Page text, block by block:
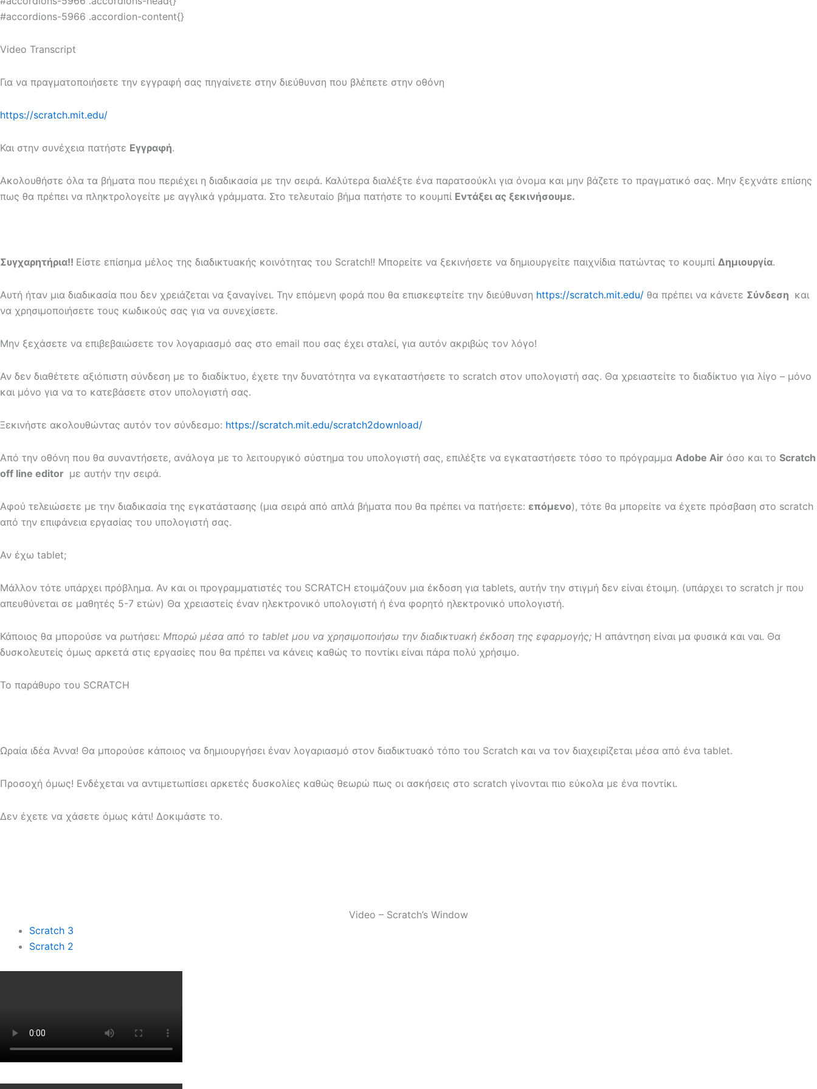
#accordions-5966 .accordion-content{}
Video Transcript
Για να πραγματοποιήσετε την εγγραφή σας πηγαίνετε στην διεύθυνση που βλέπετε στην οθόνη
https://scratch.mit.edu/
Και στην συνέχεια πατήστε Εγγραφή.
Ακολουθήστε όλα τα βήματα που περιέχει η διαδικασία με την σειρά. Καλύτερα διαλέξτε ένα παρατσούκλι για όνομα και μην βάζετε το πραγματικό σας. Μην ξεχνάτε επίσης
πως θα πρέπει να πληκτρολογείτε με αγγλικά γράμματα. Στο τελευταίο βήμα πατήστε το κουμπί Εντάξει ας ξεκινήσουμε.
Συγχαρητήρια!! Είστε επίσημα μέλος της διαδικτυακής κοινότητας του Scratch!! Μπορείτε να ξεκινήσετε να δημιουργείτε παιχνίδια πατώντας το κουμπί Δημιουργία.
Αυτή ήταν μια διαδικασία που δεν χρειάζεται να ξαναγίνει. Την επόμενη φορά που θα επισκεφτείτε την διεύθυνση https://scratch.mit.edu/ θα πρέπει να κάνετε Σύνδεση και
να χρησιμοποιήσετε τους κωδικούς σας για να συνεχίσετε.
Μην ξεχάσετε να επιβεβαιώσετε τον λογαριασμό σας στο email που σας έχει σταλεί, για αυτόν ακριβώς τον λόγο!
Αν δεν διαθέτετε αξιόπιστη σύνδεση με το διαδίκτυο, έχετε την δυνατότητα να εγκαταστήσετε το scratch στον υπολογιστή σας. Θα χρειαστείτε το διαδίκτυο για λίγο – μόνο
και μόνο για να το κατεβάσετε στον υπολογιστή σας.
Ξεκινήστε ακολουθώντας αυτόν τον σύνδεσμο: https://scratch.mit.edu/scratch2download/
Από την οθόνη που θα συναντήσετε, ανάλογα με το λειτουργικό σύστημα του υπολογιστή σας, επιλέξτε να εγκαταστήσετε τόσο το πρόγραμμα Adobe Air όσο και το Scratch
off line editor με αυτήν την σειρά.
Αφού τελειώσετε με την διαδικασία της εγκατάστασης (μια σειρά από απλά βήματα που θα πρέπει να πατήσετε: επόμενο), τότε θα μπορείτε να έχετε πρόσβαση στο scratch
από την επιφάνεια εργασίας του υπολογιστή σας.
Αν έχω tablet;
Μάλλον τότε υπάρχει πρόβλημα. Αν και οι προγραμματιστές του SCRATCH ετοιμάζουν μια έκδοση για tablets, αυτήν την στιγμή δεν είναι έτοιμη. (υπάρχει το scratch jr που
απευθύνεται σε μαθητές 5-7 ετών) Θα χρειαστείς έναν ηλεκτρονικό υπολογιστή ή ένα φορητό ηλεκτρονικό υπολογιστή.
Κάποιος θα μπορούσε να ρωτήσει: Μπορώ μέσα από το tablet μου να χρησιμοποιήσω την διαδικτυακή έκδοση της εφαρμογής; Η απάντηση είναι μα φυσικά και ναι. Θα
δυσκολευτείς όμως αρκετά στις εργασίες που θα πρέπει να κάνεις καθώς το ποντίκι είναι πάρα πολύ χρήσιμο.
Το παράθυρο του SCRATCH
Ωραία ιδέα Άννα! Θα μπορούσε κάποιος να δημιουργήσει έναν λογαριασμό στον διαδικτυακό τόπο του Scratch και να τον διαχειρίζεται μέσα από ένα tablet.
Προσοχή όμως! Ενδέχεται να αντιμετωπίσει αρκετές δυσκολίες καθώς θεωρώ πως οι ασκήσεις στο scratch γίνονται πιο εύκολα με ένα ποντίκι.
Δεν έχετε να χάσετε όμως κάτι! Δοκιμάστε το.
Video – Scratch’s Window
Scratch 3
Scratch 2